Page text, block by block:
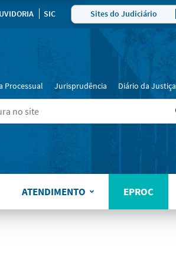
SIC Sites do Judiciário
Processual Jurisprudência Diário da Justiça
ATENDIMENTO EPROC